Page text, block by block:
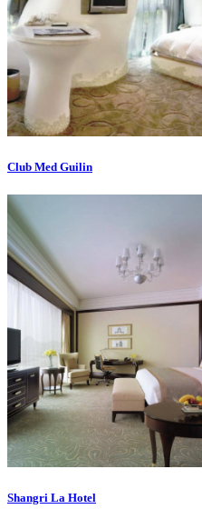
Club Med Guilin
Shangri La Hotel